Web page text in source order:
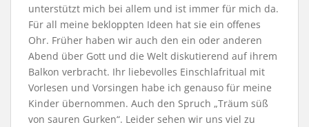
unterstützt mich bei allem und ist immer für mich da.
Für all meine bekloppten Ideen hat sie ein offenes
Ohr. Früher haben wir auch den ein oder anderen
Abend über Gott und die Welt diskutierend auf ihrem
Balkon verbracht. Ihr liebevolles Einschlafritual mit
Vorlesen und Vorsingen habe ich genauso für meine
Kinder übernommen. Auch den Spruch „Träum süß
von sauren Gurken“. Leider sehen wir uns viel zu